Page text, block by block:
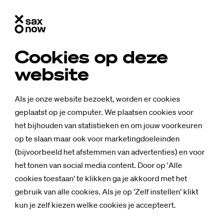
Cookies op deze
website
Als je onze website bezoekt, worden er cookies
geplaatst op je computer. We plaatsen cookies voor
het bijhouden van statistieken en om jouw voorkeuren
op te slaan maar ook voor marketingdoeleinden
(bijvoorbeeld het afstemmen van advertenties) en voor
het tonen van social media content. Door op 'Alle
cookies toestaan' te klikken ga je akkoord met het
gebruik van alle cookies. Als je op 'Zelf instellen' klikt
kun je zelf kiezen welke cookies je accepteert.
Nieuws
Sta­gi­ai­res Evi en